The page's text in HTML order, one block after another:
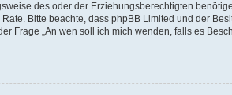
des oder der Erziehungsberechtigten
Bitte beachte, dass phpBB Limited und der
Frage „An wen soll ich mich wenden, falls es